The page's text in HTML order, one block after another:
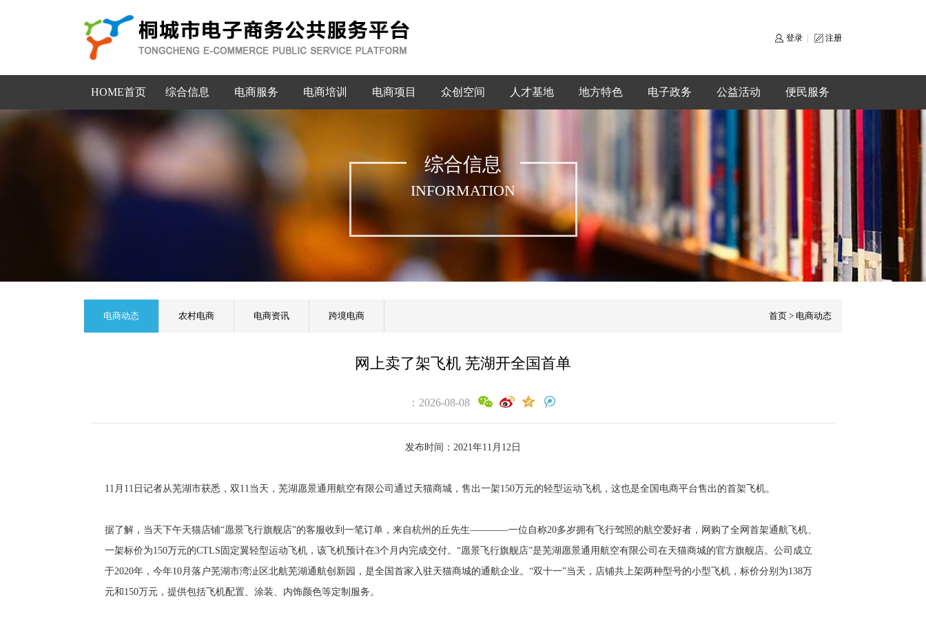
登录 注册
HOME首页 综合信息 电商服务 电商培训 电商项目 众创空间 人才基地 地方特色 电子政务 公益活动 便民服务
综合信息
INFORMATION
电商动态 农村电商 电商资讯 跨境电商 首页 > 电商动态
网上卖了架飞机 芜湖开全国首单
：2026-08-08
发布时间：2021年11月12日
11月11日记者从芜湖市获悉，双11当天，芜湖愿景通用航空有限公司通过天猫商城，售出一架150万元的轻型运动飞机，这也是全国电商平台售出的首架飞机。
据了解，当天下午天猫店铺“愿景飞行旗舰店”的客服收到一笔订单，来自杭州的丘先生————一位自称20多岁拥有飞行驾照的航空爱好者，网购了全网首架通航飞机、
一架标价为150万元的CTLS固定翼轻型运动飞机，该飞机预计在3个月内完成交付。“愿景飞行旗舰店”是芜湖愿景通用航空有限公司在天猫商城的官方旗舰店。公司成立
于2020年，今年10月落户芜湖市湾沚区北航芜湖通航创新园，是全国首家入驻天猫商城的通航企业。“双十一”当天，店铺共上架两种型号的小型飞机，标价分别为138万
元和150万元，提供包括飞机配置、涂装、内饰颜色等定制服务。